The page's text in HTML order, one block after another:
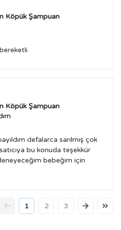
Köpük Şampuan
Köpük Şampuan
defalarca sarılmış çok
bu konuda teşekkür
bebeğim için
1 2 3